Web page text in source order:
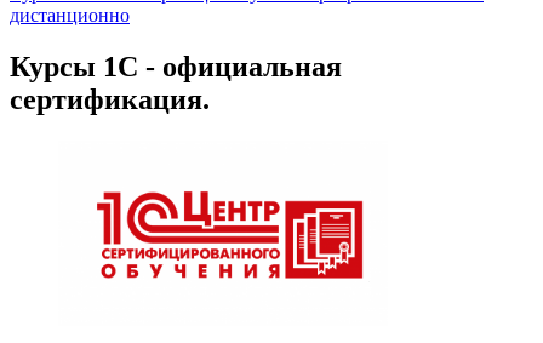
дистанционно
Курсы 1С - официальная
сертификация.